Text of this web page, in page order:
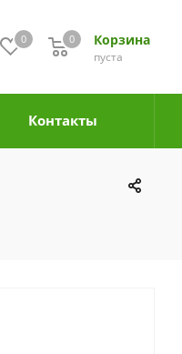
0 Корзина
0
пуста
0
Контакты